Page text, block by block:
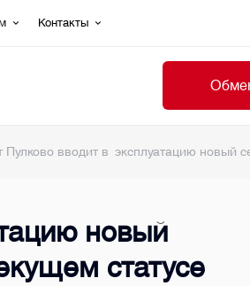
Контакты
Пулково вводит в эксплуатацию новый
новый
статусе